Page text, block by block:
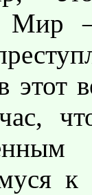
Мир
этот
к